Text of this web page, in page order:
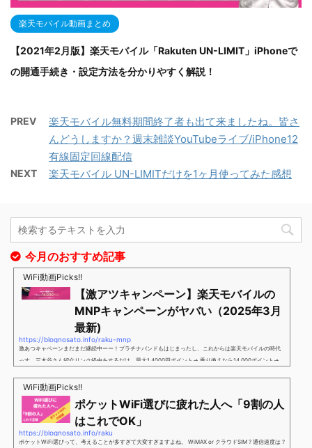
楽天モバイル動画まとめ
【2021年2月版】楽天モバイル「Rakuten UN-LIMIT」iPhoneで
の開通手続き・設定方法を分かりやすく解説！
PREV
楽天モバイル無料期間終了者も出て来ましたね。皆さ
んどうしますか？週末雑談YouTubeライブ/iPhone12
有線固定回線配信
NEXT 楽天モバイル UN-LIMITだけを1ヶ月使ってみた感想
今月のおすすめ記事
WiFi動画Picks!!
【激アツキャンペーン】楽天モバイルの
MNPキャンペーンがヤバい（2025年3月
最新)
https://blognosato.info/raku-mnp
激あつキャペーンまだまだ継続中ーー！プラチナバンドもはじまったし、これからは楽天モバイルの時代
っす。三木谷さん紹介リンク経由をするだけ。最大1,4000円ポイント→ 乗り換えなら14,000ポイント→
谷さんキャンペーン／2回線目以降でもOK再契約でもでもOK背水の陣の楽天モバイル。ついに「最後の賭
け」とも思えるポイントばら撒きキャンペーンを発動してきました。■キャンペーン概要三木谷社長の特
別招待ページから楽天モバイ...
WiFi動画Picks!!
ポケットWiFi選びに疲れた人へ「9割の人
はこれでOK」
https://blognosato.info/raku
ポケットWiFi選びって、考えることが多すぎて大変すぎますよね。 WiMAX or クラウドSIM ? 通信速度は ?